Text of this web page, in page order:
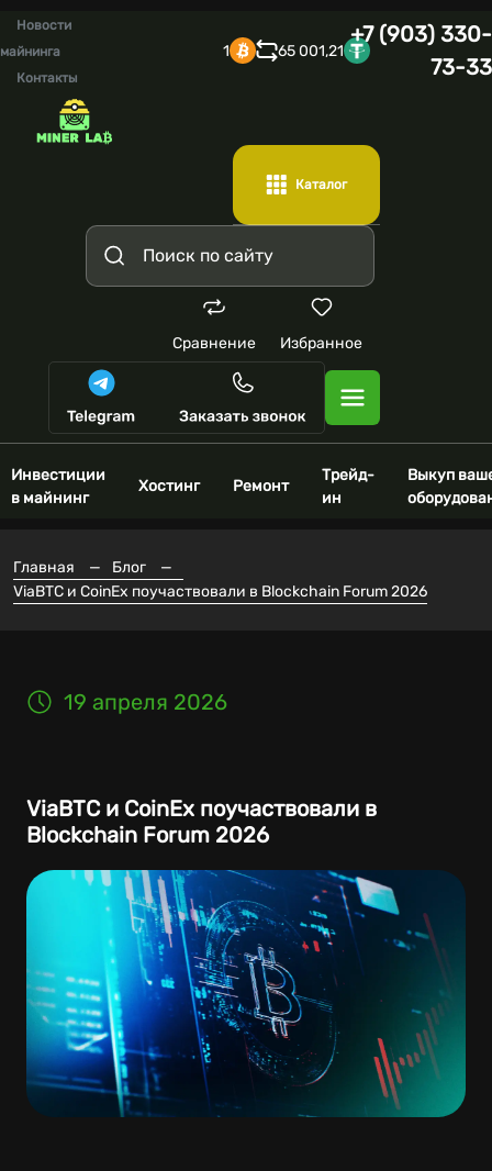
Новости
майнинга
Контакты
1 65 001,21
+7 (903) 330-
73-33
Каталог
Сравнение Избранное
Инвестиции
в майнинг
Хостинг Ремонт
Трейд-
ин
Выкуп
Главная — Блог
—
ViaBTC и CoinEx поучаствовали в Blockchain Forum 2026
19 апреля 2026
ViaBTC и CoinEx поучаствовали в
Blockchain Forum 2026